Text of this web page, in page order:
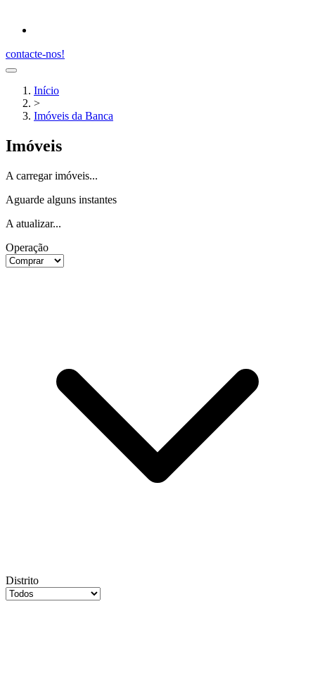
contacte-nos!
Início
>
Imóveis da Banca
Imóveis
A carregar imóveis...
Aguarde alguns instantes
A atualizar...
Operação
Distrito